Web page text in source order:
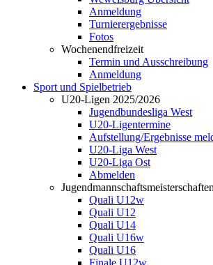
Anmeldung
Turnierergebnisse
Fotos
Wochenendfreizeit
Termin und Ausschreibung
Anmeldung
Sport und Spielbetrieb
U20-Ligen 2025/2026
Jugendbundesliga West
U20-Ligentermine
Aufstellung/Ergebnisse
U20-Liga West
U20-Liga Ost
Abmelden
Jugendmannschaftsmeisterschaften
Quali U12w
Quali U12
Quali U14
Quali U16w
Quali U16
Finale U12w